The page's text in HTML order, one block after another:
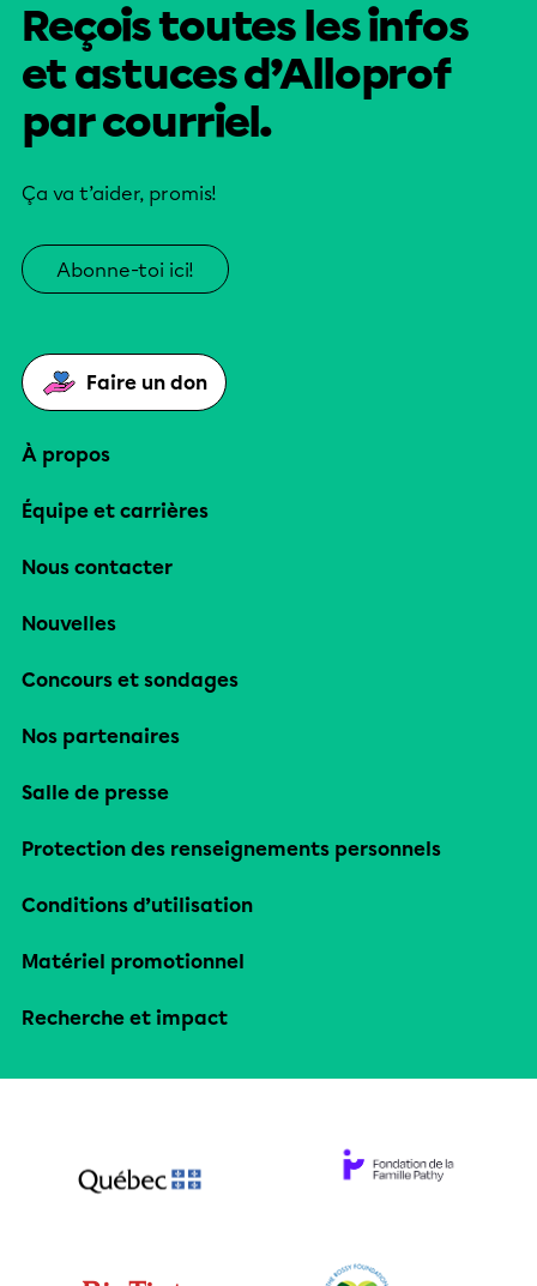
Reçois toutes les infos
et astuces d’Alloprof
par courriel.
Ça va t’aider, promis!
Abonne-toi ici!
Faire un don
À propos
Équipe et carrières
Nous contacter
Nouvelles
Concours et sondages
Nos partenaires
Salle de presse
Protection des renseignements personnels
Conditions d’utilisation
Matériel promotionnel
Recherche et impact